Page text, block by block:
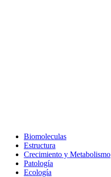
Biomoleculas
Estructura
Crecimiento y Metabolismo
Patología
Ecología